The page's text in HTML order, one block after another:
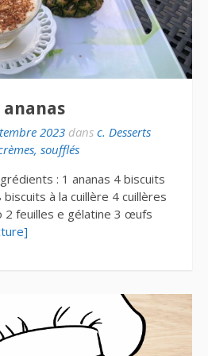
2023 dans c. Desserts
soufflés
: 1 ananas 4 biscuits
à la cuillère 4 cuillères
2 feuilles e gélatine 3 œufs